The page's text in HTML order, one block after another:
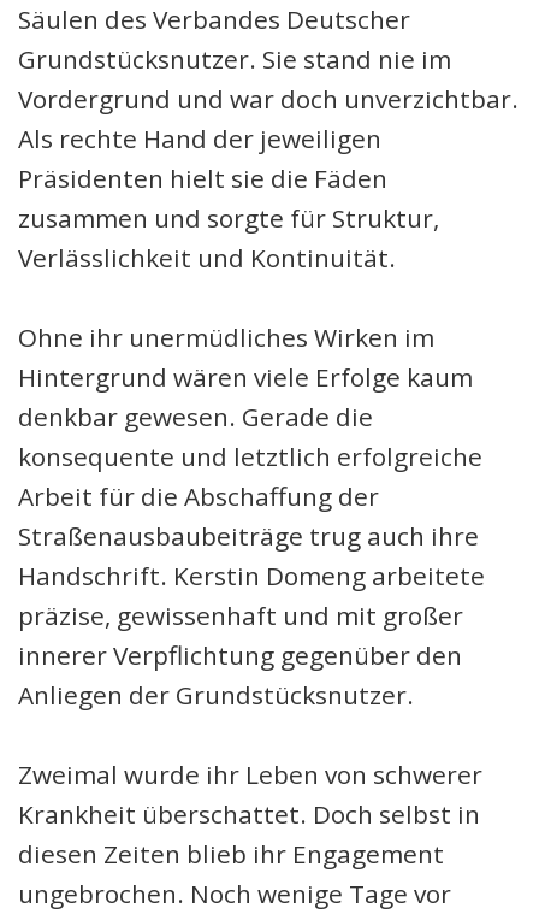
Säulen des Verbandes Deutscher
Grundstücksnutzer. Sie stand nie im
Vordergrund und war doch unverzichtbar.
Als rechte Hand der jeweiligen
Präsidenten hielt sie die Fäden
zusammen und sorgte für Struktur,
Verlässlichkeit und Kontinuität.
Ohne ihr unermüdliches Wirken im
Hintergrund wären viele Erfolge kaum
denkbar gewesen. Gerade die
konsequente und letztlich erfolgreiche
Arbeit für die Abschaffung der
Straßenausbaubeiträge trug auch ihre
Handschrift. Kerstin Domeng arbeitete
präzise, gewissenhaft und mit großer
innerer Verpflichtung gegenüber den
Anliegen der Grundstücksnutzer.
Zweimal wurde ihr Leben von schwerer
Krankheit überschattet. Doch selbst in
diesen Zeiten blieb ihr Engagement
ungebrochen. Noch wenige Tage vor